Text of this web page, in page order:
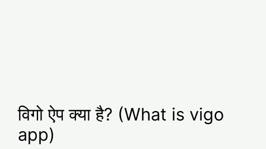
विगो ऐप क्या है? (What is vigo
app)